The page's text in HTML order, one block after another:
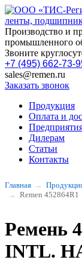
Производство и
промышленного
Звоните
+7 (495) 662-73-
sales@remen.ru
Заказать звонок
Продукция
Оплата и
Дилерам
Статьи
Контакты
Главная
Remen 452864R1
Ремень
INTL.